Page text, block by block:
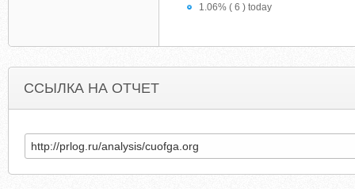
1.06% ( 6 ) today
ССЫЛКА НА ОТЧЕТ